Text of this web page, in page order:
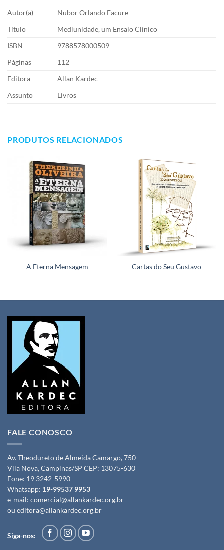
Autor(a)
Nubor Orlando Facure
Título
Mediunidade, um Ensaio Clínico
ISBN
9788578000509
Páginas
112
Editora
Allan Kardec
Assunto
Livros
PRODUTOS RELACIONADOS
A Eterna Mensagem Cartas do Seu Gustavo
FALE CONOSCO
Av. Theodureto de Almeida Camargo, 750
Vila Nova, Campinas/SP CEP: 13075-630
Fone: 19 3242-5990
Whatsapp: 19-99537 9953
e-mail: comercial@allankardec.org.br
ou editora@allankardec.org.br
Siga-nos: